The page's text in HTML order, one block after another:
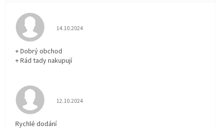
Hodnocení obchodu je 5 z 5 hvězdiček.
14.10.2024
+ Dobrý obchod
+ Rád tady nakupují
Hodnocení obchodu je 5 z 5 hvězdiček.
12.10.2024
Rychlé dodání